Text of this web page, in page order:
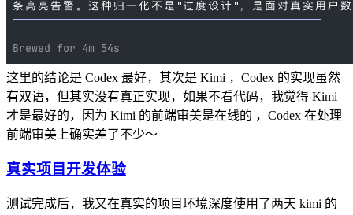
这里的结论是 Codex 最好，其次是 Kimi ，Codex 的实现虽然
有双语，但其实没有真正实现，如果不看代码，我觉得 Kimi
才是最好的，因为 Kimi 的前端审美是在线的 ，Codex 在处理
前端审美上确实差了不少～
真实项目开发体验
测试完成后，我又在真实的项目环境深度使用了两天 kimi 的